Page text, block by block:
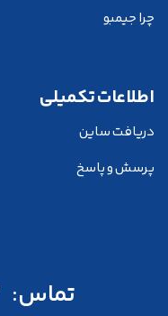
چرا جیمبو
اطلاعات تکمیلی
دریافت ساین
پرسش و پاسخ
تماس: